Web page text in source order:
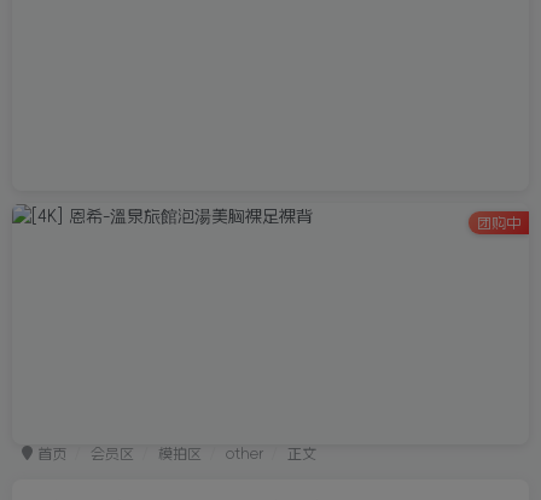
团购中
首页 会员区 模拍区 other 正文